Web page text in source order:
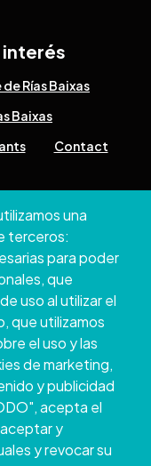
una
terceros:
para poder
que
uso al utilizar el
que utilizamos
el uso y las
de marketing,
y publicidad
acepta el
y
y revocar su
Rías Baixas
Baixas
Contact
804 124
de